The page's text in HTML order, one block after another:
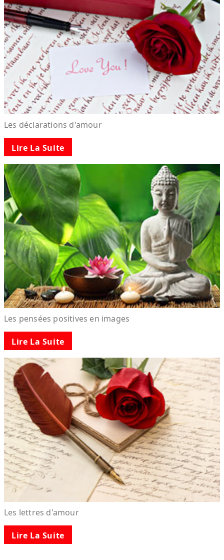
Les déclarations d'amour
Lire La Suite
Les pensées positives en images
Lire La Suite
Les lettres d'amour
Lire La Suite